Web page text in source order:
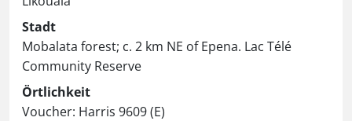
Stadt
Mobalata forest; c. 2 km NE of Epena. Lac Télé
Community Reserve
Örtlichkeit
Voucher: Harris 9609 (E)